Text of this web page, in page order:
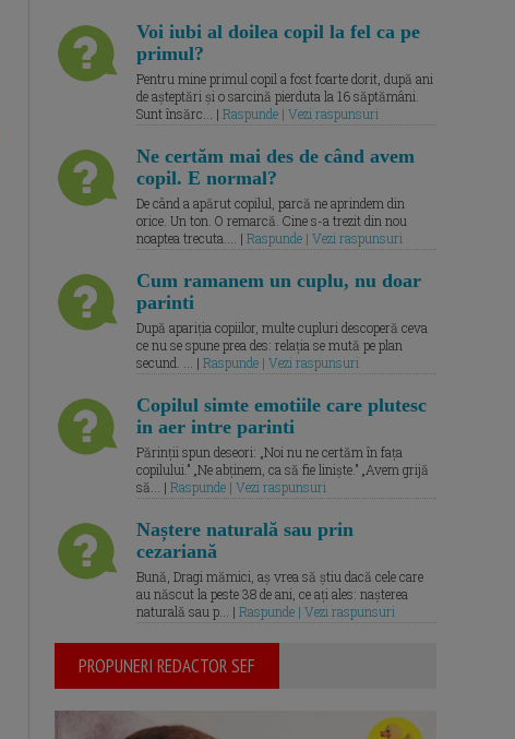
Voi iubi al doilea copil la fel ca pe
primul?
Pentru mine primul copil a fost foarte dorit, după ani
de așteptări și o sarcină pierduta la 16 săptămâni.
Sunt însărc... | Raspunde | Vezi raspunsuri
Ne certăm mai des de când avem
copil. E normal?
De când a apărut copilul, parcă ne aprindem din
orice. Un ton. O remarcă. Cine s-a trezit din nou
noaptea trecuta.... | Raspunde | Vezi raspunsuri
Cum ramanem un cuplu, nu doar
parinti
După apariția copiilor, multe cupluri descoperă ceva
ce nu se spune prea des: relația se mută pe plan
secund. ... | Raspunde | Vezi raspunsuri
Copilul simte emotiile care plutesc
in aer intre parinti
Părinții spun deseori: „Noi nu ne certăm în fața
copilului.” „Ne abținem, ca să fie liniște.” „Avem grijă
să... | Raspunde | Vezi raspunsuri
Naștere naturală sau prin
cezariană
Bună, Dragi mămici, aș vrea să știu dacă cele care
au născut la peste 38 de ani, ce ați ales: nașterea
naturală sau p... | Raspunde | Vezi raspunsuri
PROPUNERI REDACTOR SEF